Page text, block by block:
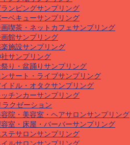
ランピングサンプリング
ベキューサンプリング
喫茶・ネットカフェサンプリング
館サンプリング
施設サンプリング
サンプリング
祭り・盆踊りサンプリング
ンサート・ライブサンプリング
イドル・オタクサンプリング
ッチンカーサンプリング
ラクゼーション
容院・美容室・ヘアサロンサンプリング
室・床屋・バーバーサンプリング
ステサロンサンプリング